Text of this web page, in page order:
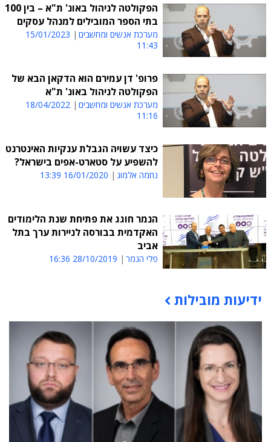
הפקולטה לניהול באונ' ת"א – בין 100
בתי הספר המובילים למנהל עסקים
מערכת אנשים ומחשבים
15/01/2023
11:43
פרופ' דן עמירם הוא הדקאן הבא של
הפקולטה לניהול באונ' ת"א
מערכת אנשים ומחשבים
18/04/2022
11:16
כיצד עשויה הגבלת ענקיות האינטרנט
להשפיע על סטארט-אפים בישראל?
נחמה אלמוג 16/01/2020 13:39
הנמר חוגג את פתיחת שנת הלימודים
האקדמית בבורסה לניירות ערך בתל
אביב
פלי הנמר 28/10/2019 16:36
תוכן פרסומי
ידיעות מובילות